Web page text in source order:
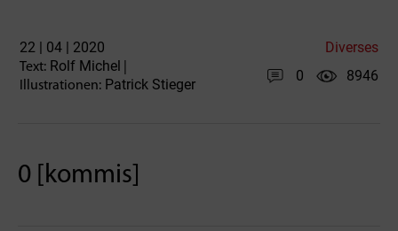
22 | 04 | 2020 Diverses
Text: Rolf Michel
Illustrationen: Patrick Stieger
0 8946
0 [kommis]